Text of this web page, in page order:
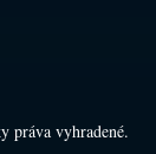
práva vyhradené.